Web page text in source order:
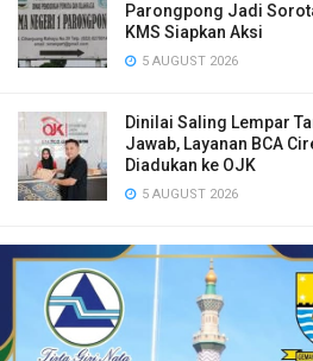
Parongpong Jadi
KMS Siapkan Aksi
5 AUGUST 2026
Dinilai Saling Lempar
Jawab, Layanan BCA
Diadukan ke OJK
5 AUGUST 2026